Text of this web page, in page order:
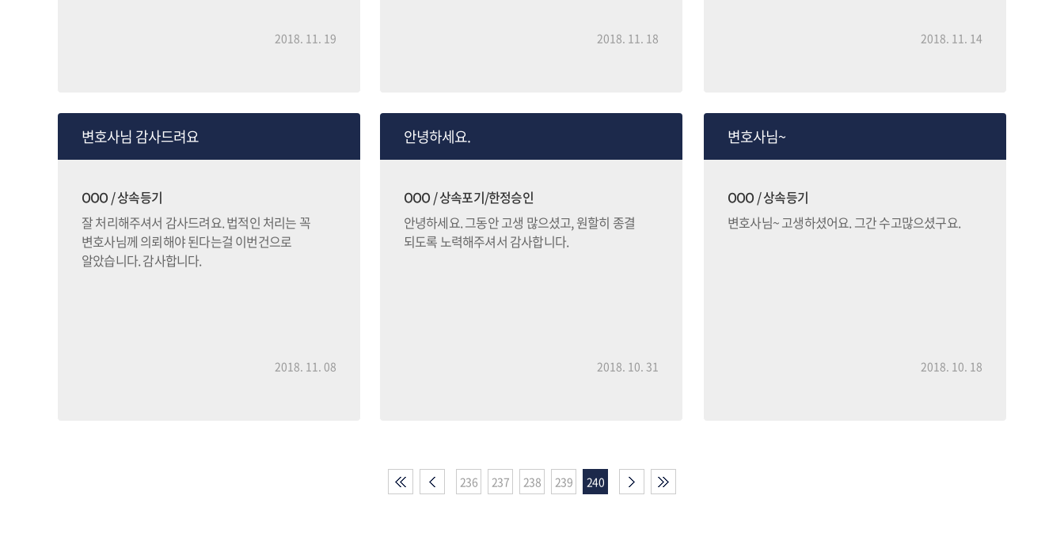
2018. 11. 19 2018. 11. 18 2018. 11. 14
변호사님 감사드려요
OOO / 상속등기
잘 처리해주셔서 감사드려요. 법적인 처리는 꼭
변호사님께 의뢰해야 된다는걸 이번건으로
알았습니다. 감사합니다.
2018. 11. 08
안녕하세요.
OOO / 상속포기/한정승인
안녕하세요. 그동안 고생 많으셨고, 원할히 종결
되도록 노력해주셔서 감사합니다.
2018. 10. 31
변호사님~
OOO / 상속등기
변호사님~ 고생하셨어요. 그간 수고많으셨구요.
2018. 10. 18
236 237 238 239 240